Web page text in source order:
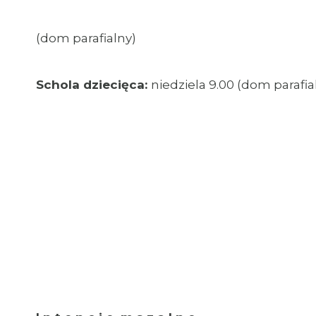
(dom parafialny)
Schola dziecięca: niedziela 9.00 (dom